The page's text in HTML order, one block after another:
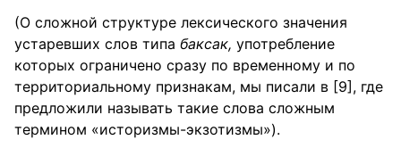
(О сложной структуре лексического значения
устаревших слов типа баксак, употребление
которых ограничено сразу по временному и по
территориальному признакам, мы писали в [9], где
предложили называть такие слова сложным
термином «историзмы-экзотизмы»).